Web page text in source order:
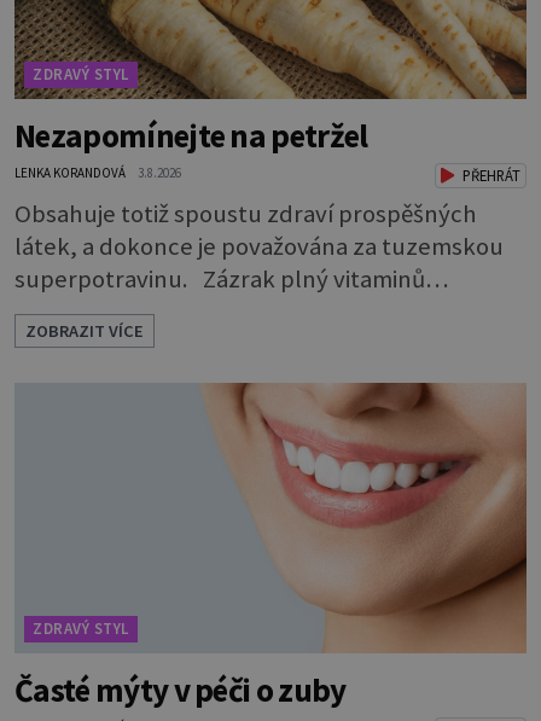
ZDRAVÝ STYL
Nezapomínejte na petržel
LENKA KORANDOVÁ 3.8.2026 PŘEHRÁT
Obsahuje totiž spoustu zdraví prospěšných
látek, a dokonce je považována za tuzemskou
superpotravinu. Zázrak plný vitaminů
V petrželi najdete vitaminy B1, B2, B3, B6,
provitamin A, vitamin E a velké množství
vitamínu C (nejvíce ho má nať, dokonce třikrát
více než pomeranč, v kořeni je také, ale je ho
desetkrát méně), a kyselinu listovou. Ale to
není všechno. Obsahuje také důležité
ZOBRAZIT VÍCE
ZDRAVÝ STYL
Časté mýty v péči o zuby